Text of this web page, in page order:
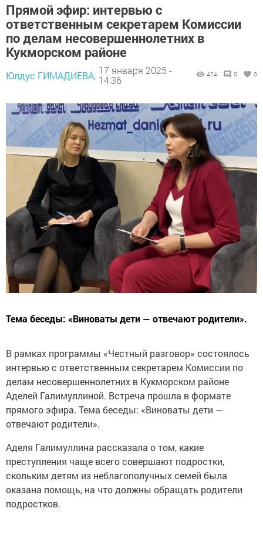
Прямой эфир: интервью с
ответственным секретарем Комиссии
по делам несовершеннолетних в
Кукморском районе
Юлдус ГИМАДИЕВА, 17 января 2025 -
14:36
424 0 0
Тема беседы: «Виноваты дети — отвечают родители».
В рамках программы «Честный разговор» состоялось
интервью с ответственным секретарем Комиссии по
делам несовершеннолетних в Кукморском районе
Аделей Галимуллиной. Встреча прошла в формате
прямого эфира. Тема беседы: «Виноваты дети —
отвечают родители».
Аделя Галимуллина рассказала о том, какие
преступления чаще всего совершают подростки,
скольким детям из неблагополучных семей была
оказана помощь, на что должны обращать родители
подростков.